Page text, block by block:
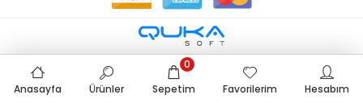
Anasayfa Ürünler Sepetim
0
Favorilerim
Hesabım